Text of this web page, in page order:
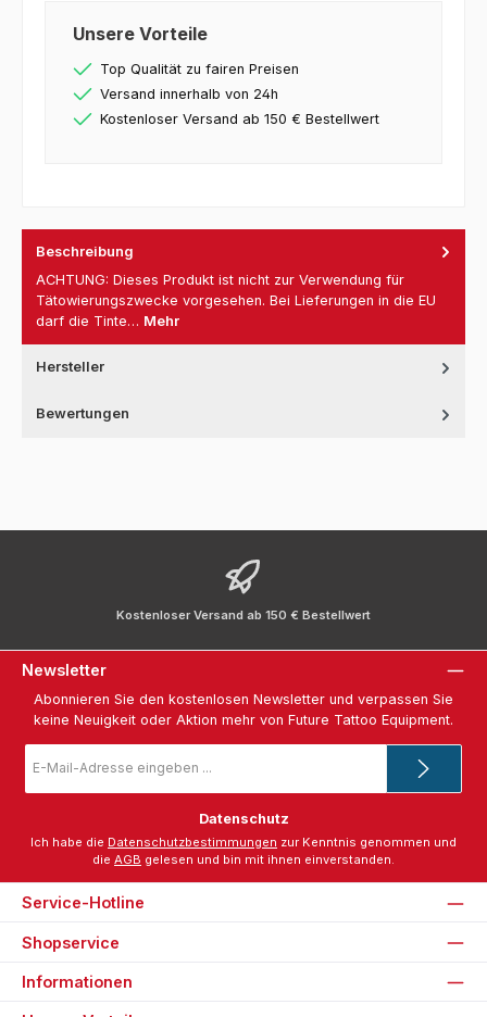
Unsere Vorteile
Top Qualität zu fairen Preisen
Versand innerhalb von 24h
Kostenloser Versand ab 150 € Bestellwert
Beschreibung
ACHTUNG: Dieses Produkt ist nicht zur Verwendung für
Tätowierungszwecke vorgesehen. Bei Lieferungen in die EU
darf die Tinte… Mehr
Hersteller
Bewertungen
Kostenloser Versand ab 150 € Bestellwert
Newsletter
Abonnieren Sie den kostenlosen Newsletter und verpassen Sie
keine Neuigkeit oder Aktion mehr von Future Tattoo Equipment.
Mail-
*
Datenschutz
Ich habe die Datenschutzbestimmungen zur Kenntnis genommen und
die AGB gelesen und bin mit ihnen einverstanden.
Service-Hotline
Shopservice
Informationen